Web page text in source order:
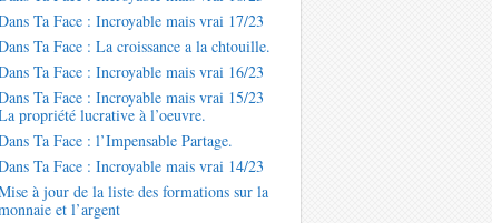
Ta Face : Incroyable mais vrai 17/23
Ta Face : La croissance a la chtouille.
Ta Face : Incroyable mais vrai 16/23
Ta Face : Incroyable mais vrai 15/23
propriété lucrative à l’oeuvre.
Ta Face : l’Impensable Partage.
Ta Face : Incroyable mais vrai 14/23
à jour de la liste des formations sur la
et l’argent